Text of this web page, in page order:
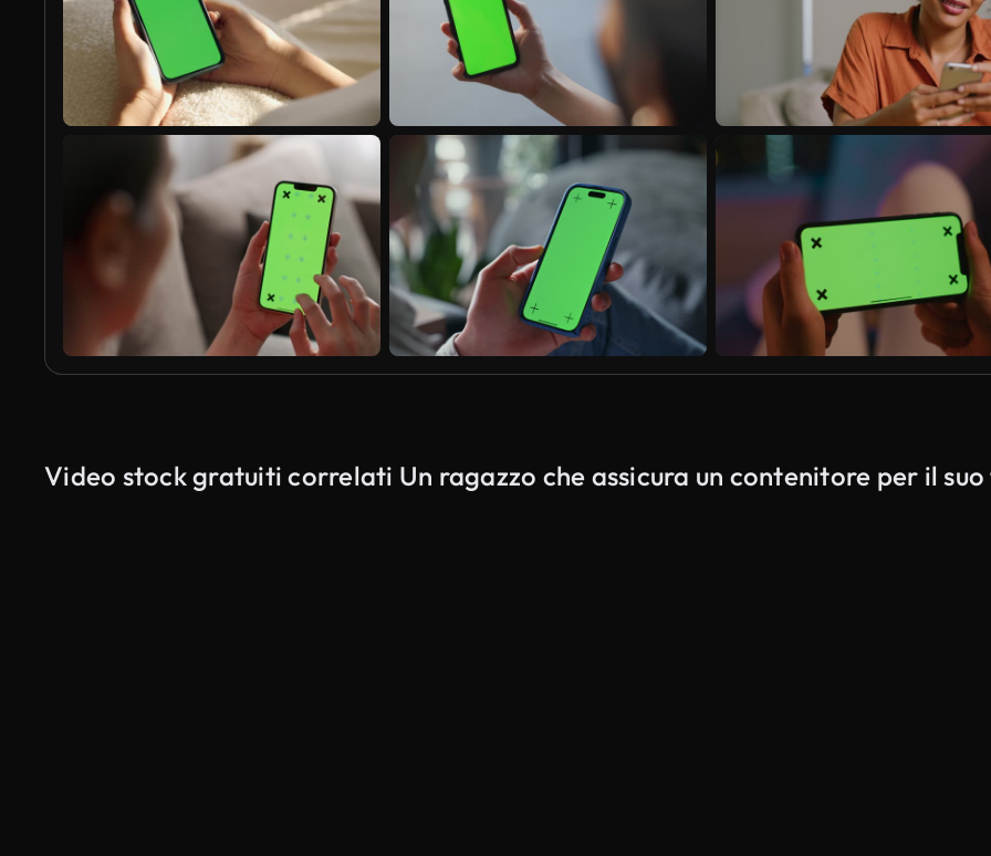
Video stock gratuiti correlati Un ragazzo che assicura un contenitore per il